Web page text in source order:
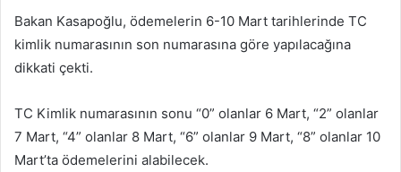
Bakan Kasapoğlu, ödemelerin 6-10 Mart tarihlerinde TC
kimlik numarasının son numarasına göre yapılacağına
dikkati çekti.
TC Kimlik numarasının sonu “0” olanlar 6 Mart, “2” olanlar
7 Mart, “4” olanlar 8 Mart, “6” olanlar 9 Mart, “8” olanlar 10
Mart’ta ödemelerini alabilecek.